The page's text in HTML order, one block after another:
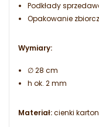
Podkłady
Opakowanie
Wymiary:
∅ 28 cm
h ok. 2 mm
Materiał:cienki karton